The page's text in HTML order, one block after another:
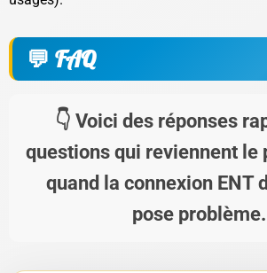
FAQ
Voici des réponses
questions qui reviennent le
quand la connexion ENT
pose problème.